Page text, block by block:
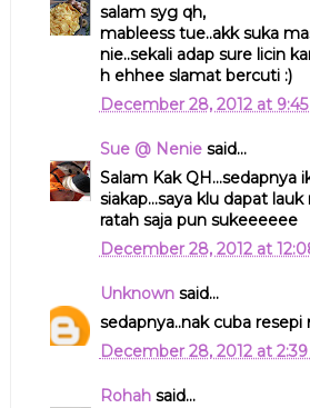
salam syg qh,
mableess tue..akk suka
nie..sekali adap sure licin
h ehhee slamat bercuti :)
December 28, 2012 at 9:45
Sue @ Neniesaid...
Salam Kak QH...sedapnya
siakap...saya klu dapat
ratah saja pun sukeeeeee
December 28, 2012 at
Unknownsaid...
sedapnya..nak cuba resepi
December 28, 2012 at
Rohahsaid...